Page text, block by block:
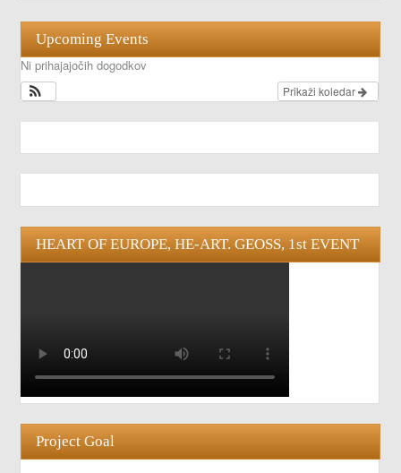
Upcoming Events
Ni prihajajočih dogodkov
Prikaži koledar
HEART OF EUROPE, HE-ART. GEOSS, 1st EVENT
Project Goal